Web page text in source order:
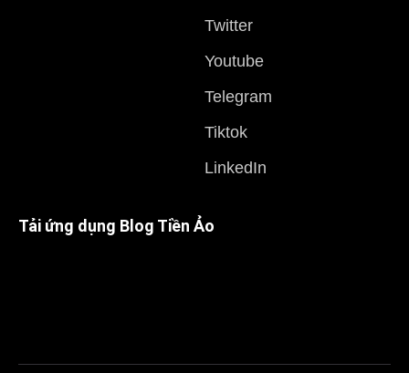
Twitter
Youtube
Telegram
Tiktok
LinkedIn
Tải ứng dụng Blog Tiền Ảo